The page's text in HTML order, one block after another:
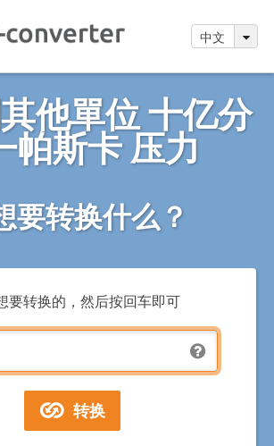
中文
他單位 十亿分
帕斯卡 压力
要转换什么？
要转换的，然后按回车即可